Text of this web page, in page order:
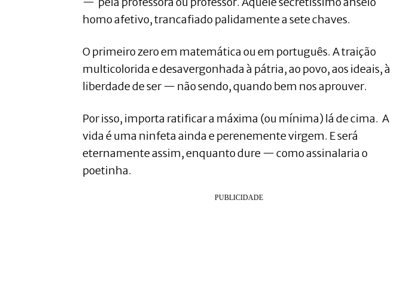
homo afetivo, trancafiado palidamente a sete chaves.
O primeiro zero em matemática ou em português. A traição
multicolorida e desavergonhada à pátria, ao povo, aos ideais, à
liberdade de ser — não sendo, quando bem nos aprouver.
Por isso, importa ratificar a máxima (ou mínima) lá de cima. A
vida é uma ninfeta ainda e perenemente virgem. E será
eternamente assim, enquanto dure — como assinalaria o
poetinha.